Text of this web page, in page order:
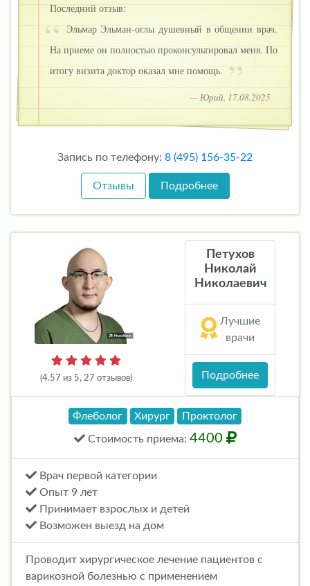
Последний отзыв:
Эльмар Эльман-оглы душевный в общении врач.
На приеме он полностью проконсультировал меня. По
итогу визита доктор оказал мне помощь.
— Юрий, 17.08.2025
Запись по телефону: 8 (495) 156-35-22
Отзывы Подробнее
(4.57 из 5, 27 отзывов)
Петухов
Николай
Николаевич
Лучшие
врачи
Подробнее
Флеболог Хирург Проктолог
Стоимость приема: 4400
Врач первой категории
Опыт 9 лет
Принимает взрослых и детей
Возможен выезд на дом
Проводит хирургическое лечение пациентов с
варикозной болезнью с применением